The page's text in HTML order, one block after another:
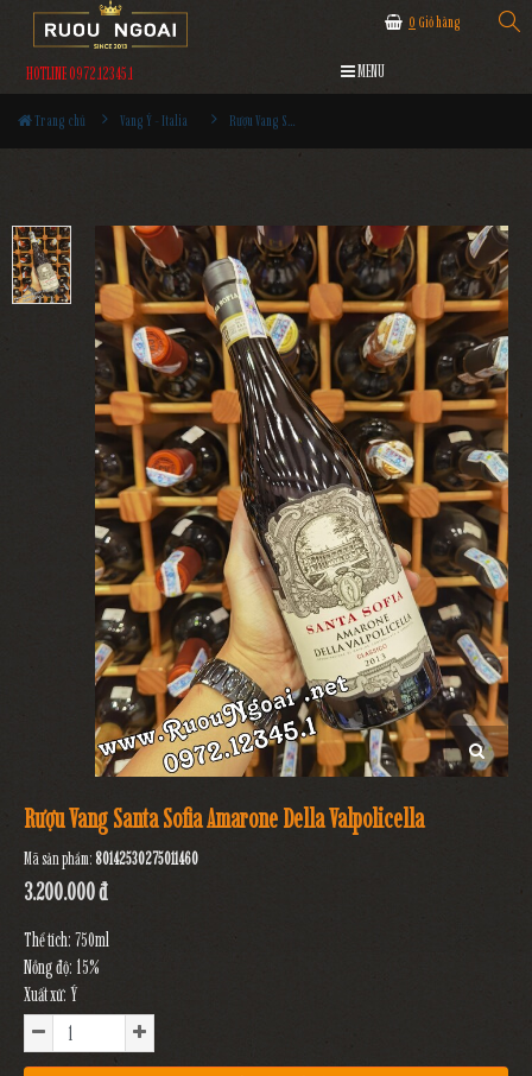
0 Giỏ hàng
HOTLINE 0972.12345.1 MENU
Trang chủ Vang Ý - Italia Rượu Vang Santa Sofia Amarone Della Valpolicella
Rượu Vang Santa Sofia Amarone Della Valpolicella
Mã sản phẩm: 80142530275011460
3.200.000 đ
Thể tích: 750ml
Nồng độ: 15%
Xuất xứ: Ý